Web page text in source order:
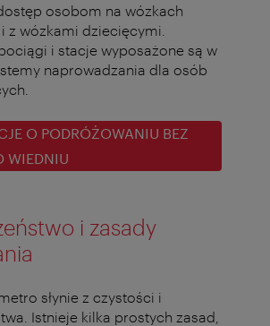
osobom na wózkach
z wózkami dziecięcymi.
i stacje wyposażone są w
naprowadzania dla osób
O PODRÓŻOWANIU BEZ
WIEDNIU
i zasady
słynie z czystości i
Istnieje kilka prostych zasad,